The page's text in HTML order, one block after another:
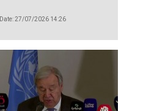
Date: 27/07/2026 14:26